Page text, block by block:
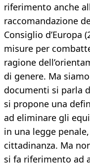
riferimento anche
raccomandazione
Consiglio d’Europa
misure per
ragione
di genere. Ma
documenti si parla
si propone una
ad eliminare gli
in una legge
cittadinanza. Ma
si fa riferimento ad